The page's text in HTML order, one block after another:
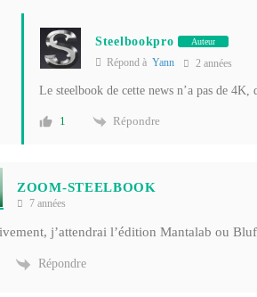
Steelbookpro Auteur
Répond à Yann 2 années
Le steelbook de cette news n’a pas de 4K,
1 Répondre
ZOOM-STEELBOOK
7 années
j’attendrai l’édition Mantalab ou
Répondre